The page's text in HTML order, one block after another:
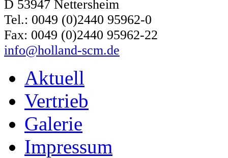
D 53947 Nettersheim
Tel.: 0049 (0)2440 95962-0
Fax: 0049 (0)2440 95962-22
info@holland-scm.de
Aktuell
Vertrieb
Galerie
Impressum